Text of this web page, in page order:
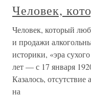
Человек,
Человек, который
и продажи
историки, «эра
лет — с 17 января
Казалось,
на